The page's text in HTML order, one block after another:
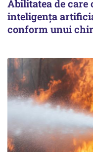
Abilitatea de care
inteligența
conform unui